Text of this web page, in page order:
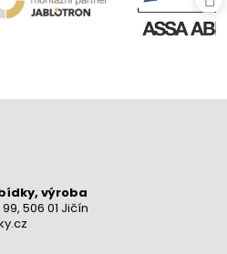
výroba
506 01 Jičín